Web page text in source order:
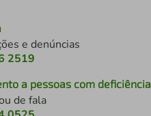
e denúncias
2519
a pessoas com deficiência
de fala